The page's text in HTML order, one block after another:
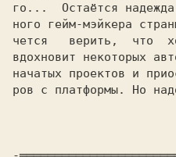
го...
Остаётся
ного гейм-мэйкера
чется
верить,  что
вдохновит некоторых
начатых проектов и
ров с платформы. Но